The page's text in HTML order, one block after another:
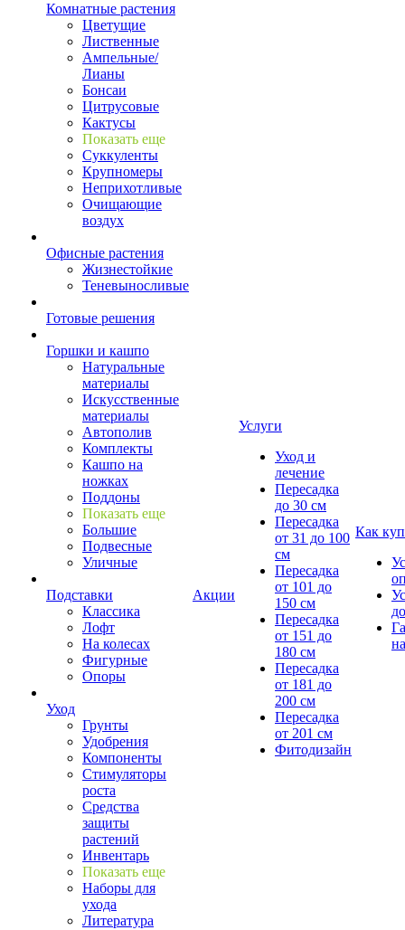
Комнатные растения
Цветущие
Лиственные
Ампельные/
Лианы
Бонсаи
Цитрусовые
Кактусы
Показать еще
Суккуленты
Крупномеры
Неприхотливые
Очищающие
воздух
Офисные растения
Жизнестойкие
Теневыносливые
Готовые решения
Горшки и кашпо
Натуральные
материалы
Искусственные
материалы
Автополив
Комплекты
Кашпо на
ножках
Поддоны
Показать еще
Большие
Подвесные
Уличные
Подставки
Классика
Лофт
На колесах
Фигурные
Опоры
Уход
Грунты
Удобрения
Компоненты
Стимуляторы
роста
Средства
защиты
растений
Инвентарь
Показать еще
Наборы для
ухода
Литература
Акции
Услуги
Уход и
лечение
Пересадка
до 30 см
Пересадка
от 31 до 100
см
Пересадка
от 101 до
150 см
Пересадка
от 151 до
180 см
Пересадка
от 181 до
200 см
Пересадка
от 201 см
Фитодизайн
Как